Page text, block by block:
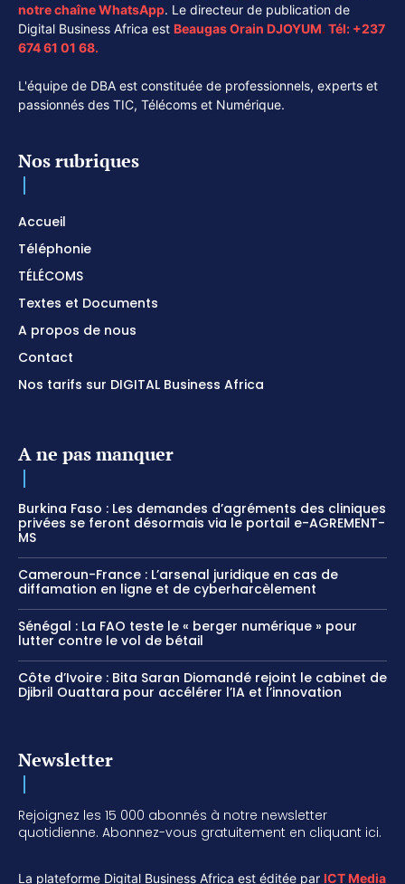
notre chaîneWhatsApp. Le directeur de publication de
Digital Business Africa est Beaugas Orain DJOYUM. Tél: +237
674 61 01 68.
L'équipe de DBA est constituée de professionnels, experts et
passionnés des TIC, Télécoms et Numérique.
Nos rubriques
Accueil
Téléphonie
TÉLÉCOMS
Textes et Documents
A propos de nous
Contact
Nos tarifs sur DIGITAL Business Africa
A ne pas manquer
Burkina Faso : Les demandes d’agréments des cliniques
privées se feront désormais via le portail e-AGREMENT-
MS
Cameroun-France : L’arsenal juridique en cas de
diffamation en ligne et de cyberharcèlement
Sénégal : La FAO teste le « berger numérique » pour
lutter contre le vol de bétail
Côte d’Ivoire : Bita Saran Diomandé rejoint le cabinet de
Djibril Ouattara pour accélérer l’IA et l’innovation
Newsletter
Rejoignez les 15 000 abonnés à notre newsletter
quotidienne. Abonnez-vous gratuitement en cliquant ici.
La plateforme Digital Business Africa est éditée par ICT Media